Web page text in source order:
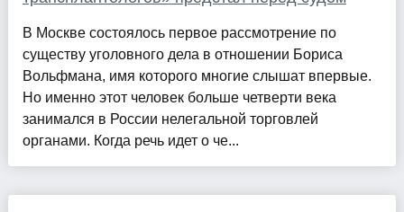
В Москве состоялось первое рассмотрение по
существу уголовного дела в отношении Бориса
Вольфмана, имя которого многие слышат впервые.
Но именно этот человек больше четверти века
занимался в России нелегальной торговлей
органами. Когда речь идет о че...